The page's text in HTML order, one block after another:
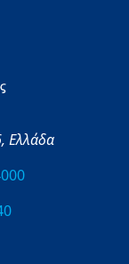
Ελλάδα